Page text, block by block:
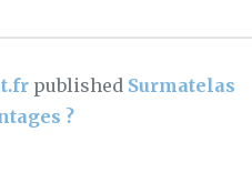
published Surmatelas
?